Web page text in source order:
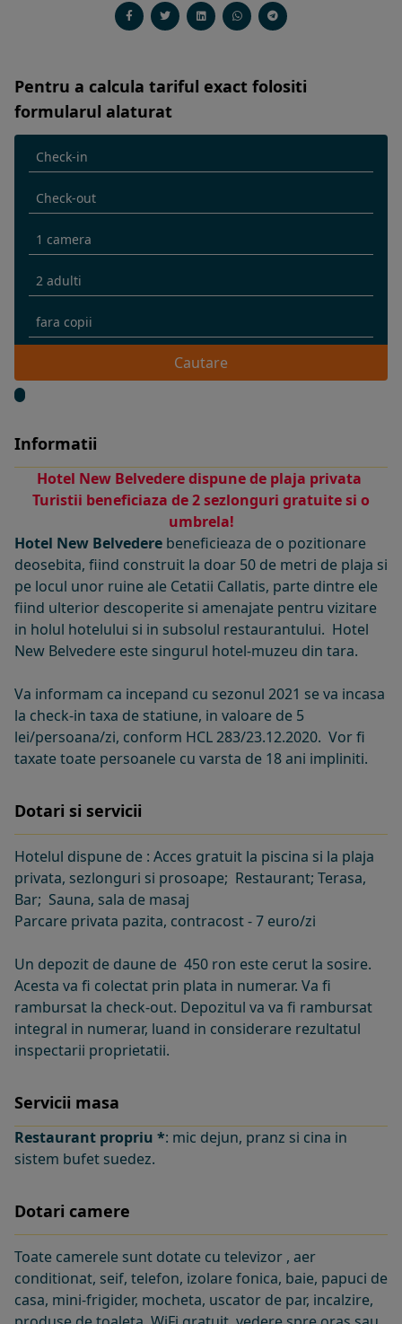
Pentru a calcula tariful exact folositi
formularul alaturat
Cautare
Informatii
Hotel New Belvederedispune de plaja privata
Turistii beneficiaza de 2 sezlonguri gratuite si o
umbrela!
Hotel New Belvedere beneficieaza de o pozitionare
deosebita, fiind construit la doar 50 de metri de plaja si
pe locul unor ruine ale Cetatii Callatis, parte dintre ele
fiind ulterior descoperite si amenajate pentru vizitare
in holul hotelului si in subsolul restaurantului. Hotel
New Belvedere este singurul hotel-muzeu din tara.
Va informam ca incepand cu sezonul 2021 se va incasa
la check-in taxa de statiune, in valoare de 5
lei/persoana/zi, conform HCL 283/23.12.2020. Vor fi
taxate toate persoanele cu varsta de 18 ani impliniti.
Dotari si servicii
Hotelul dispune de : Acces gratuit la piscina si la plaja
privata, sezlonguri si prosoape; Restaurant; Terasa,
Bar; Sauna, sala de masaj
Parcare privata pazita, contracost - 7 euro/zi
Un depozit de daune de 450 ron este cerut la sosire.
Acesta va fi colectat prin plata in numerar. Va fi
rambursat la check-out. Depozitul va va fi rambursat
integral in numerar, luand in considerare rezultatul
inspectarii proprietatii.
Servicii masa
Restaurant propriu *: mic dejun, pranz si cina in
sistem bufet suedez.
Dotari camere
Toate camerele sunt dotate cu televizor , aer
conditionat, seif, telefon, izolare fonica, baie, papuci de
casa, mini-frigider, mocheta, uscator de par, incalzire,